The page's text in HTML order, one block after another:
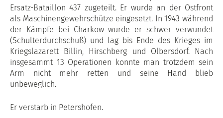
Ersatz-Bataillon 437 zugeteilt. Er wurde an der Ostfront
als Maschinengewehrschütze eingesetzt. In 1943 während
der Kämpfe bei Charkow wurde er schwer verwundet
(Schulterdurchschuß) und lag bis Ende des Krieges im
Kriegslazarett Billin, Hirschberg und Olbersdorf. Nach
insgesammt 13 Operationen konnte man trotzdem sein
Arm nicht mehr retten und seine Hand blieb
unbeweglich.
Er verstarb in Petershofen.